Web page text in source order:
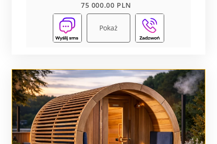
75 000.00 PLN
Pokaż